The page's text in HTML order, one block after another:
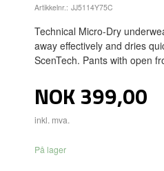
Artikkelnr.: JJ5114Y75C
Technical Micro-Dry
away effectively and dries
ScenTech. Pants with open
Pris
NOK399,00
inkl. mva.
På lager